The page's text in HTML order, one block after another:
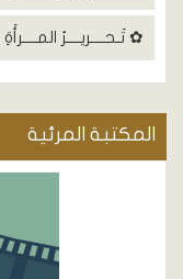
✿ تَـحــــريــــرُ المــــرأَةِ
المكتبة المرئية